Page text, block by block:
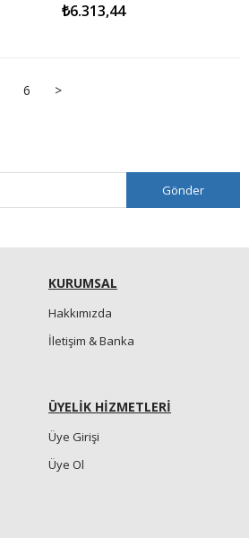
₺6.313,44
6 >
Gönder
KURUMSAL
Hakkımızda
İletişim & Banka
ÜYELİK HİZMETLERİ
Üye Girişi
Üye Ol